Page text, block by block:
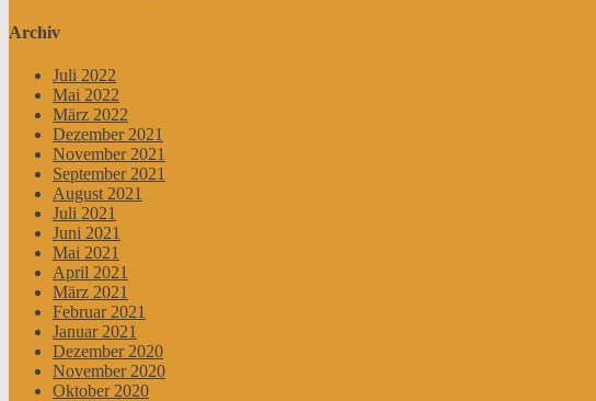
Archiv
Juli 2022
Mai 2022
März 2022
Dezember 2021
November 2021
September 2021
August 2021
Juli 2021
Juni 2021
Mai 2021
April 2021
März 2021
Februar 2021
Januar 2021
Dezember 2020
November 2020
Oktober 2020